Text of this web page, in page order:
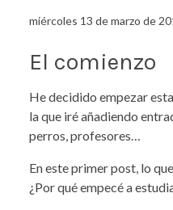
miércoles 13 de marzo de
El comienzo
He decidido empezar
la que iré añadiendo
perros, profesores…
En este primer post, lo
¿Por qué empecé a